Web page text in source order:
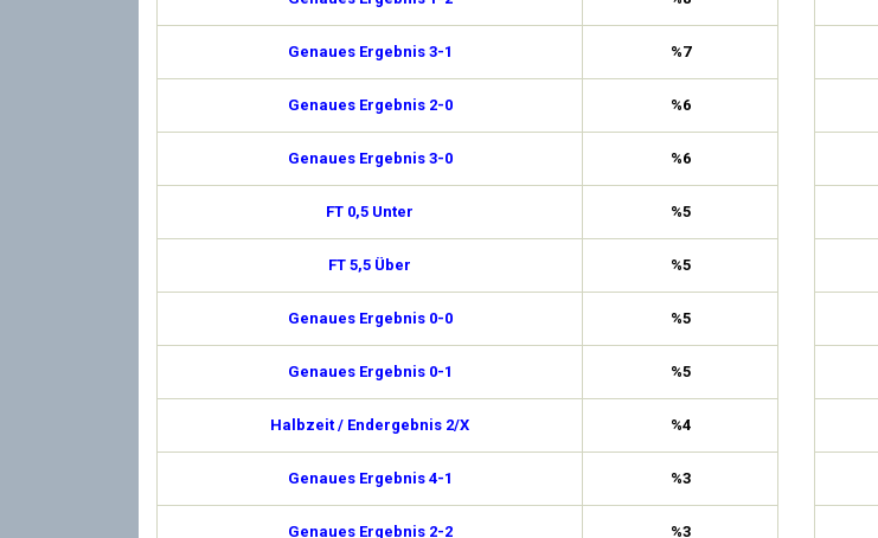
Genaues Ergebnis 3-1 %7
Genaues Ergebnis 2-0 %6
Genaues Ergebnis 3-0 %6
FT 0,5 Unter %5
FT 5,5 Über %5
Genaues Ergebnis 0-0 %5
Genaues Ergebnis 0-1 %5
Halbzeit / Endergebnis 2/X %4
Genaues Ergebnis 4-1 %3
Genaues Ergebnis 2-2 %3